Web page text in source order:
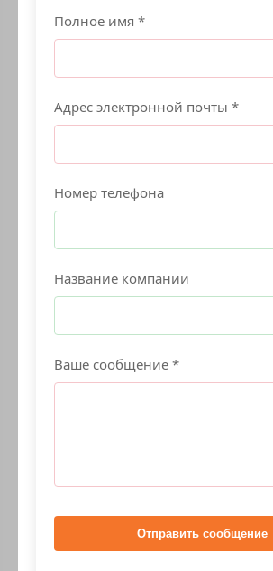
Полное имя *
Адрес электронной почты *
Номер телефона
Название компании
Ваше сообщение *
Отправить сообщение